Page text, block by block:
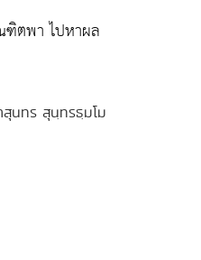
ตพา ไปหาผล
นทร สุนฺทรธฺมโม